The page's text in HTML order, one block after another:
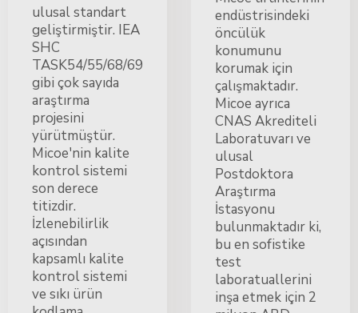
ulusal standart
geliştirmiştir. IEA
SHC
TASK54/55/68/69
gibi çok sayıda
araştırma
projesini
yürütmüştür.
Micoe'nin kalite
kontrol sistemi
son derece
titizdir.
İzlenebilirlik
açısından
kapsamlı kalite
kontrol sistemi
ve sıkı ürün
endüstrisindeki
öncülük
konumunu
korumak için
çalışmaktadır.
Micoe ayrıca
CNAS Akrediteli
Laboratuvarı ve
ulusal
Postdoktora
Araştırma
İstasyonu
bulunmaktadır ki,
bu en sofistike
test
laboratuallerini
inşa etmek için 2